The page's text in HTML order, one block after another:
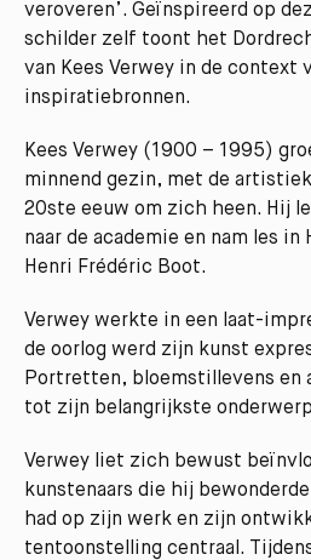
veroveren’. Geïnspireerd op
schilder zelf toont het
van Kees Verwey in de context
inspiratiebronnen.
Kees Verwey (1900 – 1995)
minnend gezin, met de
20ste eeuw om zich heen. Hij
naar de academie en nam les
Henri Frédéric Boot.
Verwey werkte in een laat-
de oorlog werd zijn kunst
Portretten, bloemstillevens en
tot zijn belangrijkste
Verwey liet zich bewust
kunstenaars die hij
had op zijn werk en zijn
tentoonstelling centraal.